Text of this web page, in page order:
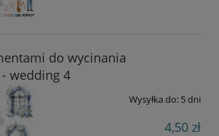
do wycinania
wedding 4
Wysyłka do: 5 dni
4,50 zł